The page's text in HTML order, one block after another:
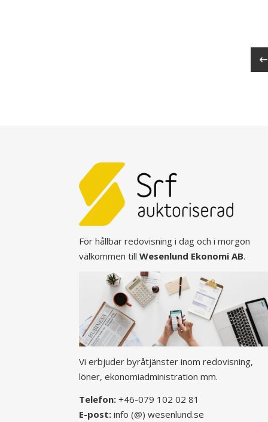
För hållbar redovisning i dag och i morgon
välkommen till Wesenlund Ekonomi AB.
Vi erbjuder byråtjänster inom redovisning,
löner, ekonomiadministration mm.
Telefon: +46-079 102 02 81
E-post: info (@) wesenlund.se